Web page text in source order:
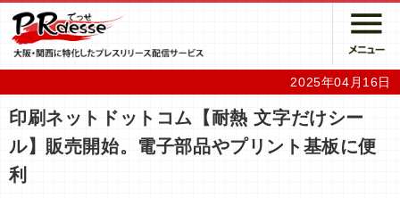
2025年04月16日
印刷ネットドットコム【耐熱 文字だけシー
ル】販売開始。電子部品やプリント基板に便
利